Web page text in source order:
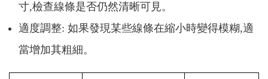
寸,檢查線條是否仍然清晰可見。
適度調整: 如果發現某些線條在縮小時變得模糊,適
當增加其粗細。